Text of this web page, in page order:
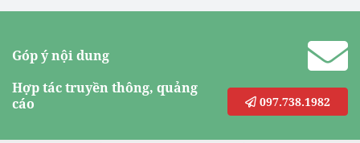
Góp ý nội dung
Hợp tác truyền thông, quảng
cáo
097.738.1982